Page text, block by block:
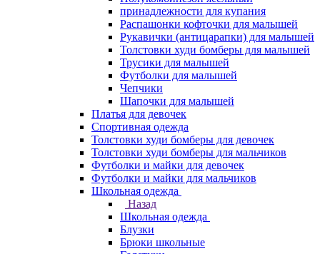
принадлежности для купания
Распашонки кофточки для малышей
Рукавички (антицарапки) для малышей
Толстовки худи бомберы для малышей
Трусики для малышей
Футболки для малышей
Чепчики
Шапочки для малышей
Платья для девочек
Спортивная одежда
Толстовки худи бомберы для девочек
Толстовки худи бомберы для мальчиков
Футболки и майки для девочек
Футболки и майки для мальчиков
Школьная одежда
Назад
Школьная одежда
Блузки
Брюки школьные